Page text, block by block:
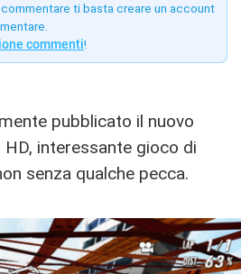
ti basta creare un account
commenti!
pubblicato il nuovo
interessante gioco di
senza qualche pecca.